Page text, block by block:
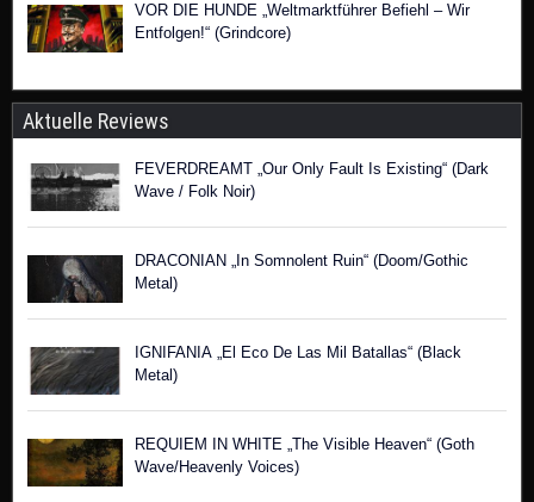
VOR DIE HUNDE „Weltmarktführer Befiehl – Wir
Entfolgen!“ (Grindcore)
Aktuelle Reviews
FEVERDREAMT „Our Only Fault Is Existing“ (Dark
Wave / Folk Noir)
DRACONIAN „In Somnolent Ruin“ (Doom/Gothic
Metal)
IGNIFANIA „El Eco De Las Mil Batallas“ (Black
Metal)
REQUIEM IN WHITE „The Visible Heaven“ (Goth
Wave/Heavenly Voices)